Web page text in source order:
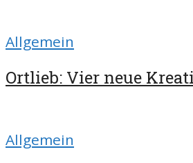
Allgemein
Ortlieb: Vier neue
Allgemein